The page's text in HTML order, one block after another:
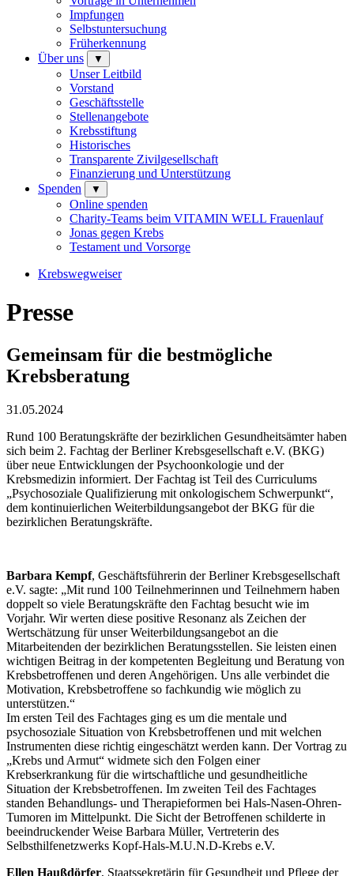
Impfungen
Selbstuntersuchung
Früherkennung
Über uns
▼
Unser Leitbild
Vorstand
Geschäftsstelle
Stellenangebote
Krebsstiftung
Historisches
Transparente Zivilgesellschaft
Finanzierung und Unterstützung
Spenden
▼
Online spenden
Charity-Teams beim VITAMIN WELL Frauenlauf
Jonas gegen Krebs
Testament und Vorsorge
Krebswegweiser
Presse
Gemeinsam für die bestmögliche
Krebsberatung
31.05.2024
Rund 100 Beratungskräfte der bezirklichen Gesundheitsämter haben
sich beim 2. Fachtag der Berliner Krebsgesellschaft e.V. (BKG)
über neue Entwicklungen der Psychoonkologie und der
Krebsmedizin informiert. Der Fachtag ist Teil des Curriculums
„Psychosoziale Qualifizierung mit onkologischem Schwerpunkt“,
dem kontinuierlichen Weiterbildungsangebot der BKG für die
bezirklichen Beratungskräfte.
Barbara Kempf, Geschäftsführerin der Berliner Krebsgesellschaft
e.V. sagte: „Mit rund 100 Teilnehmerinnen und Teilnehmern haben
doppelt so viele Beratungskräfte den Fachtag besucht wie im
Vorjahr. Wir werten diese positive Resonanz als Zeichen der
Wertschätzung für unser Weiterbildungsangebot an die
Mitarbeitenden der bezirklichen Beratungsstellen. Sie leisten einen
wichtigen Beitrag in der kompetenten Begleitung und Beratung von
Krebsbetroffenen und deren Angehörigen. Uns alle verbindet die
Motivation, Krebsbetroffene so fachkundig wie möglich zu
unterstützen.“
Im ersten Teil des Fachtages ging es um die mentale und
psychosoziale Situation von Krebsbetroffenen und mit welchen
Instrumenten diese richtig eingeschätzt werden kann. Der Vortrag zu
„Krebs und Armut“ widmete sich den Folgen einer
Krebserkrankung für die wirtschaftliche und gesundheitliche
Situation der Krebsbetroffenen. Im zweiten Teil des Fachtages
standen Behandlungs- und Therapieformen bei Hals-Nasen-Ohren-
Tumoren im Mittelpunkt. Die Sicht der Betroffenen schilderte in
beeindruckender Weise Barbara Müller, Vertreterin des
Selbsthilfenetzwerks Kopf-Hals-M.U.N.D-Krebs e.V.
Ellen Haußdörfer, Staatssekretärin für Gesundheit und Pflege der